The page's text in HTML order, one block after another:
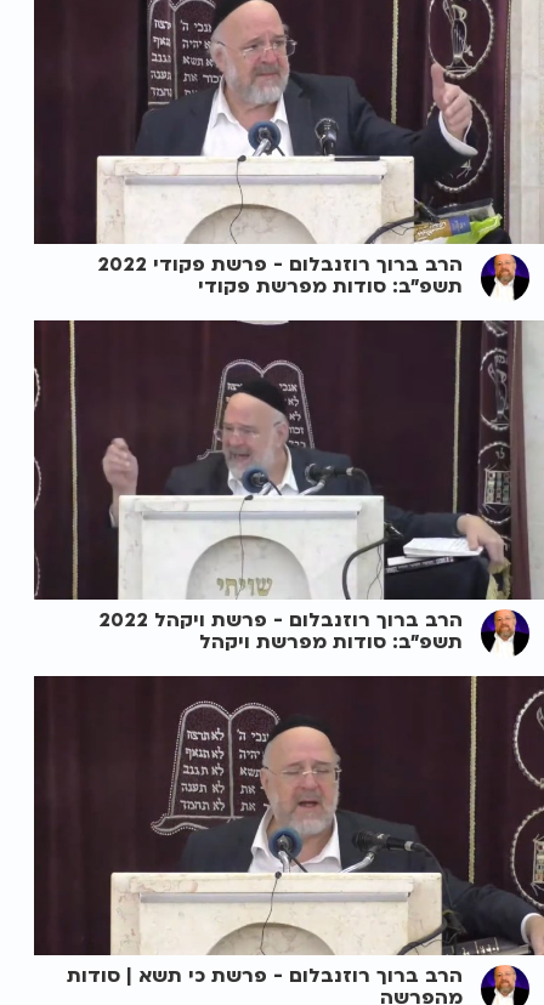
הרב ברוך רוזנבלום - פרשת פקודי 2022
תשפ"ב: סודות מפרשת פקודי
הרב ברוך רוזנבלום - פרשת ויקהל 2022
תשפ"ב: סודות מפרשת ויקהל
הרב ברוך רוזנבלום - פרשת כי תשא | סודות
מהפרשה